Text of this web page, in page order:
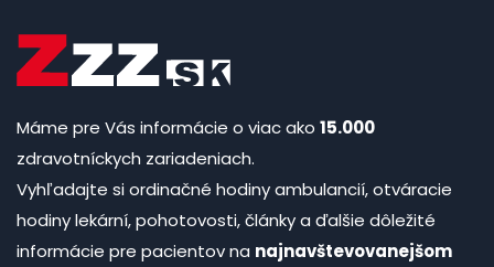
Máme pre Vás informácie o viac ako 15.000
zdravotníckych zariadeniach.
Vyhľadajte si ordinačné hodiny ambulancií, otváracie
hodiny lekární, pohotovosti, články a ďalšie dôležité
informácie pre pacientov na najnavštevovanejšom